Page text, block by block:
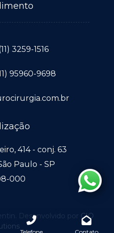
3259-1516
95960-9698
414 - conj. 63
Paulo - SP
000
Desenvolvido por CIO